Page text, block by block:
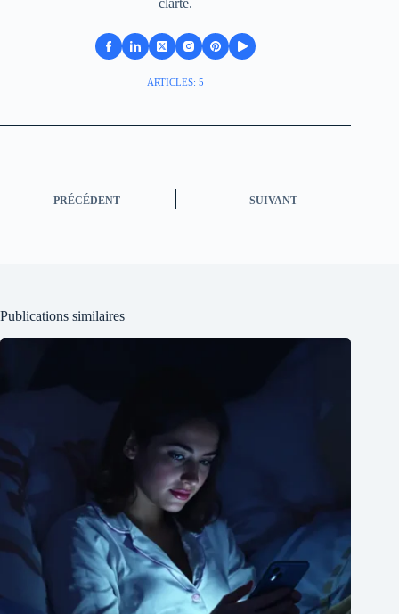
clarté.
ARTICLES: 5
PRÉCÉDENT SUIVANT
Publications similaires